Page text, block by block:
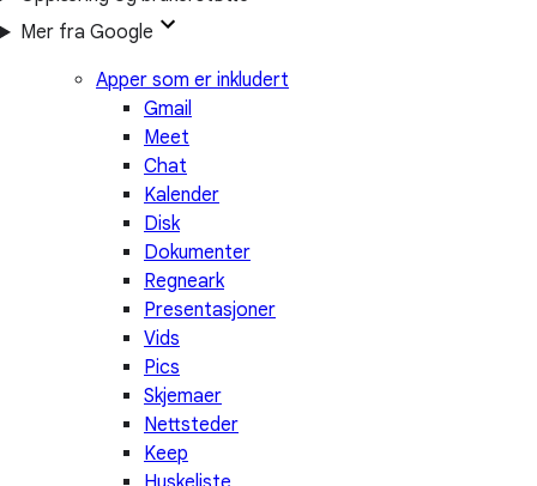
Mer fra Google
Apper som er inkludert
Gmail
Meet
Chat
Kalender
Disk
Dokumenter
Regneark
Presentasjoner
Vids
Pics
Skjemaer
Nettsteder
Keep